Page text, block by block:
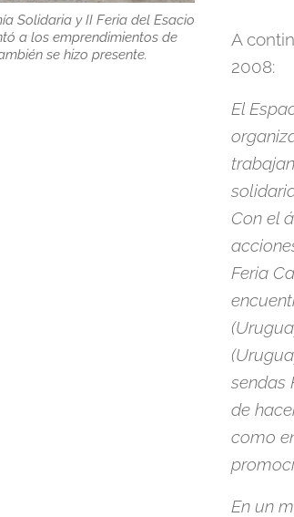
Solidaria y II Feria del Esacio
a los emprendimientos de
se hizo presente.
A
2008:
El
Con el
Feria
sendas
de
como
En un